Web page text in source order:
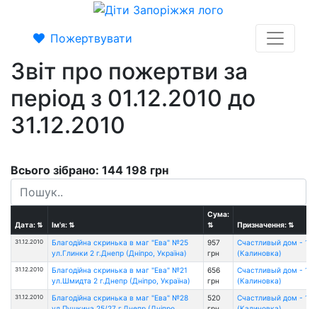
Пожертвувати
Звіт про пожертви за
період з 01.12.2010 до
31.12.2010
Всього зібрано: 144 198 грн
Дата:⇅ Ім'я:⇅
Сума:
⇅
Призначення:⇅
31.12.2010
Благодійна скринька в маг "Ева" №25
ул.Глинки 2 г.Днепр (Дніпро, Україна)
957
грн
Счастливый дом - 1
(Калиновка)
31.12.2010
Благодійна скринька в маг "Ева" №21
ул.Шмидта 2 г.Днепр (Дніпро, Україна)
656
грн
Счастливый дом - 1
(Калиновка)
31.12.2010
Благодійна скринька в маг "Ева" №28
520
Счастливый дом - 1